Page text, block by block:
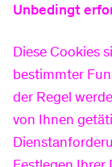
Unbedingt
Diese Cookies
bestimmter
der Regel
von Ihnen